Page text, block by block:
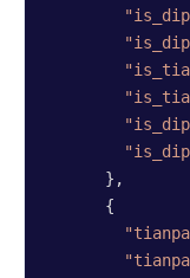
      },
      {